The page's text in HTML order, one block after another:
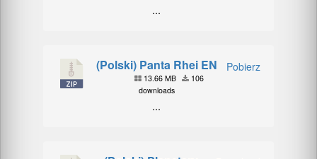
...
Pobierz
(Polski) Panta Rhei EN
13.66 MB
106
downloads
...